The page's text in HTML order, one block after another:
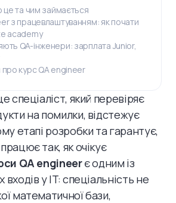
це та чим займається
з працевлаштуванням: як почати
academy
QA-інженери: зарплата Junior,
про курс QA engineer
спеціаліст, який перевіряє
на помилки, відстежує
етапі розробки та гарантує,
так, як очікує
QA engineerє одним із
у IT: спеціальність не
математичної бази,